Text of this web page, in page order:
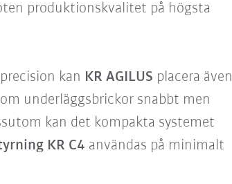
produktionskvalitet på högsta
kan KR AGILUS placera även
underläggsbrickor snabbt men
kan det kompakta systemet
KR C4 användas på minimalt